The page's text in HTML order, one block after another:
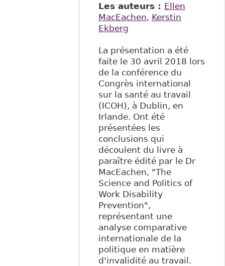
Les auteurs : Ellen
MacEachen, Kerstin
Ekberg
La présentation a été
faite le 30 avril 2018 lors
de la conférence du
Congrès international
sur la santé au travail
(ICOH), à Dublin, en
Irlande. Ont été
présentées les
conclusions qui
découlent du livre à
paraître édité par le Dr
MacEachen, "The
Science and Politics of
Work Disability
Prevention",
représentant une
analyse comparative
internationale de la
politique en matière
d'invalidité au travail.